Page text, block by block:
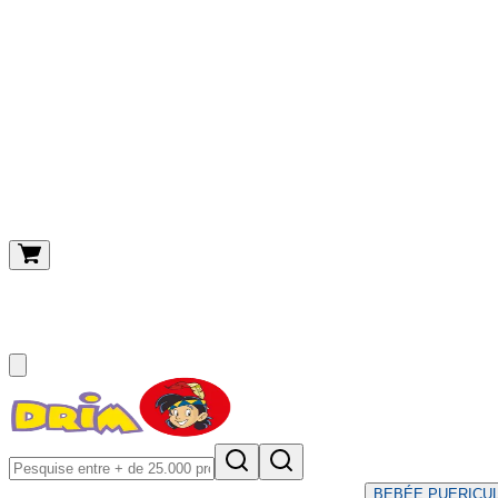
BEBÉE